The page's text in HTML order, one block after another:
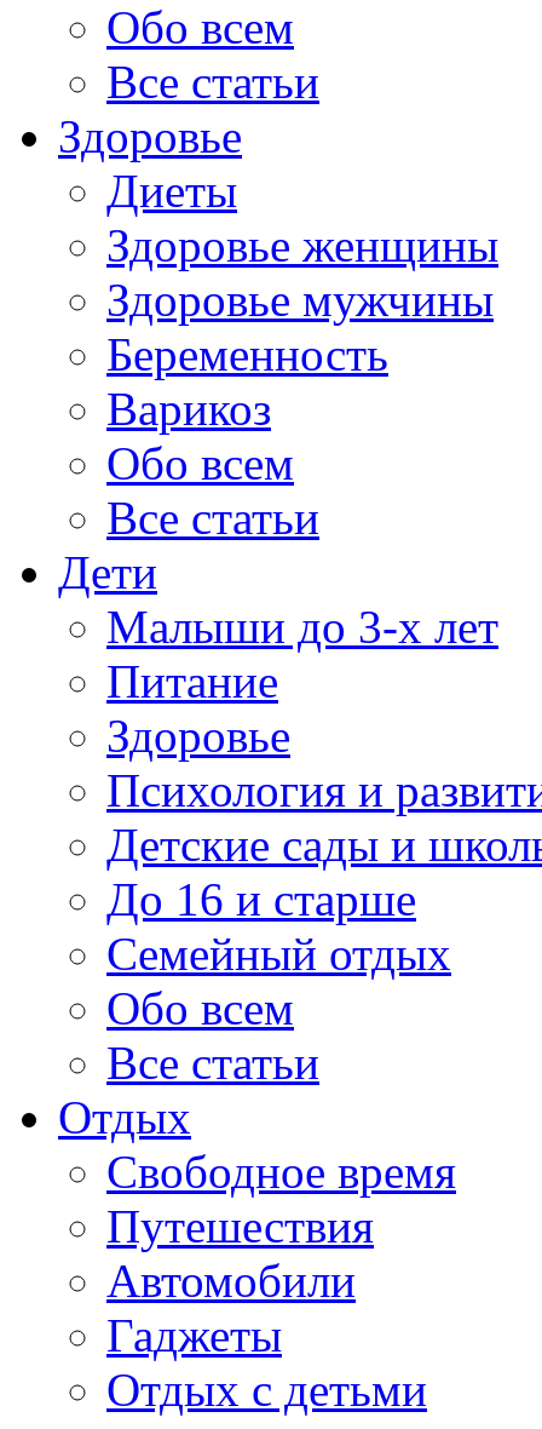
Обо всем
Все статьи
Здоровье
Диеты
Здоровье женщины
Здоровье мужчины
Беременность
Варикоз
Обо всем
Все статьи
Дети
Малыши до 3-х лет
Питание
Здоровье
Психология и
Детские сады и
До 16 и старше
Семейный отдых
Обо всем
Все статьи
Отдых
Свободное время
Путешествия
Автомобили
Гаджеты
Отдых с детьми